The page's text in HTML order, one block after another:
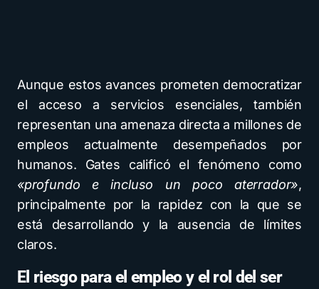
Aunque estos avances prometen democratizar
el acceso a servicios esenciales, también
representan una amenaza directa a millones de
empleos actualmente desempeñados por
humanos. Gates calificó el fenómeno como
«profundo e incluso un poco aterrador»,
principalmente por la rapidez con la que se
está desarrollando y la ausencia de límites
claros.
El riesgo para el empleo y el rol del ser